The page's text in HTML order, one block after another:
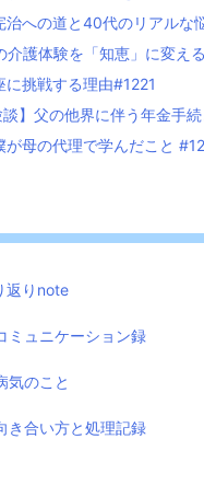
治への道と40代のリアルな
介護体験を「知恵」に変え
に挑戦する理由#1221
】父の他界に伴う年金手
が母の代理で学んだこと
返りnote
ミュニケーション録
気のこと
き合い方と処理記録